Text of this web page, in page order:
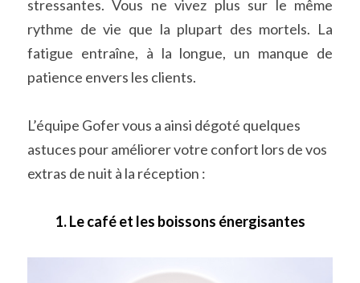
stressantes. Vous ne vivez plus sur le même
rythme de vie que la plupart des mortels. La
fatigue entraîne, à la longue, un manque de
patience envers les clients.
L’équipe Gofer vous a ainsi dégoté quelques
astuces pour améliorer votre confort lors de vos
extras de nuit à la réception :
1. Le café et les boissons énergisantes